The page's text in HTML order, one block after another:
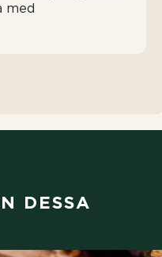
med
DESSA